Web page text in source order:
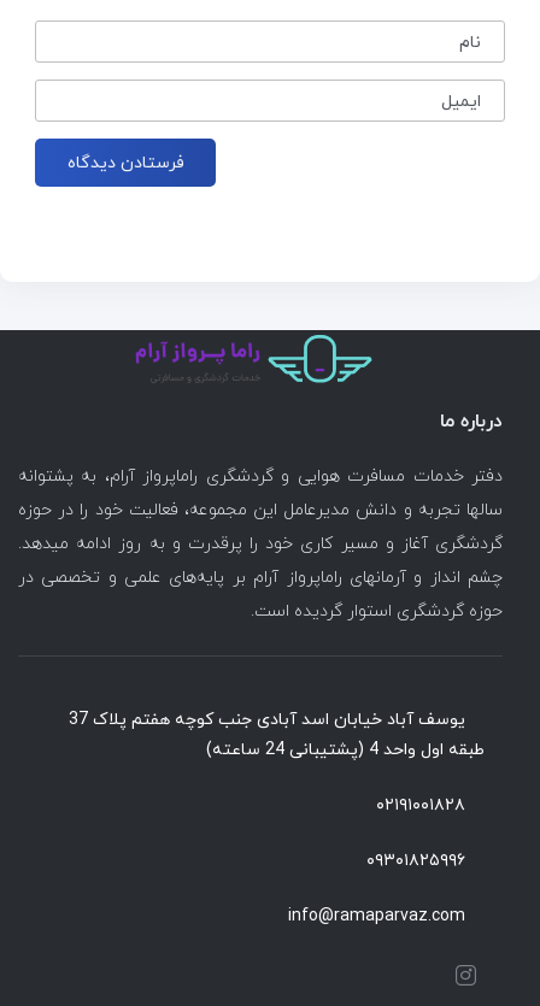
نام
ایمیل
درباره ما
دفتر خدمات مسافرت هوایی و گردشگری راماپرواز آرام، به پشتوانه
سالها تجربه و دانش مدیرعامل این مجموعه، فعالیت خود را در حوزه
گردشگری آغاز و مسیر کاری خود را پرقدرت و به روز ادامه میدهد.
چشم انداز و آرمانهای راماپرواز آرام بر پایه‌های علمی و تخصصی در
حوزه گردشگری استوار گردیده است.
یوسف آباد خیابان اسد آبادی جنب کوچه هفتم پلاک 37
طبقه اول واحد 4 (پشتیبانی 24 ساعته)
۰۲۱۹۱۰۰۱۸۲۸
۰۹۳۰۱۸۲۵۹۹۶
info@ramaparvaz.com